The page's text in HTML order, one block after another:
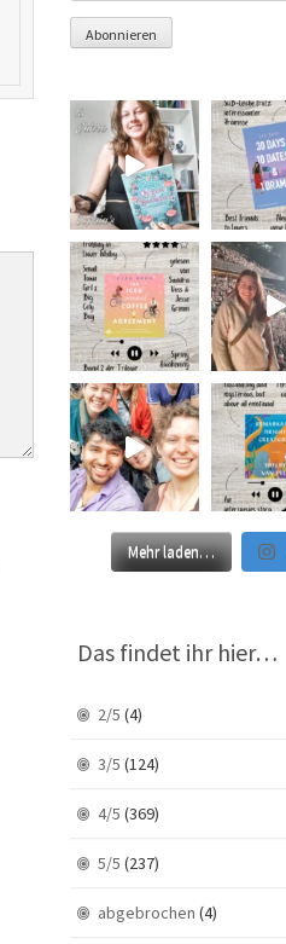
Mehr laden…
Das findet ihr hier…
2/5 (4)
3/5 (124)
4/5 (369)
5/5 (237)
abgebrochen (4)